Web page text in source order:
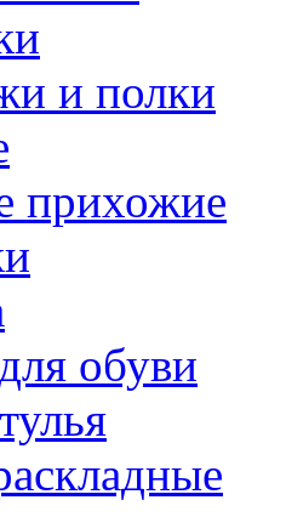
и полки
прихожие
обуви